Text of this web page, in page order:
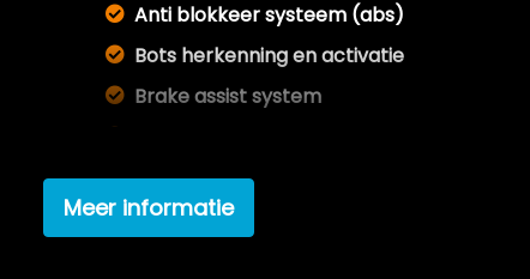
Anti blokkeer systeem (abs)
Bots herkenning en activatie
Brake assist system
Electronic brake distribution
Gepoetst binnen & buiten
Meer informatie